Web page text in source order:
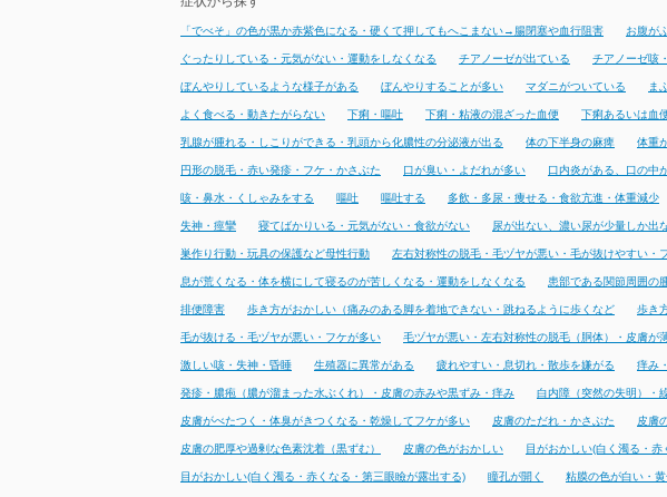
「でべそ」の色が黒か赤紫色になる・硬くて押してもへこまない→腸閉塞や血行阻害 お腹が
ぐったりしている・元気がない・運動をしなくなる チアノーゼが出ている チアノーゼ咳
ぼんやりしているような様子がある ぼんやりすることが多い マダニがついている ま
よく食べる・動きたがらない 下痢・嘔吐 下痢・粘液の混ざった血便 下痢あるいは血
乳腺が腫れる・しこりができる・乳頭から化膿性の分泌液が出る 体の下半身の麻痺 体重
円形の脱毛・赤い発疹・フケ・かさぶた 口が臭い・よだれが多い 口内炎がある、口の中
咳・鼻水・くしゃみをする 嘔吐 嘔吐する 多飲・多尿・痩せる・食欲亢進・体重減少
失神・痙攣 寝てばかりいる・元気がない・食欲がない 尿が出ない、濃い尿が少量しか出
巣作り行動・玩具の保護など母性行動 左右対称性の脱毛・毛ヅヤが悪い・毛が抜けやすい・
息が荒くなる・体を横にして寝るのが苦しくなる・運動をしなくなる 患部である関節周囲の
排便障害 歩き方がおかしい（痛みのある脚を着地できない・跳ねるように歩くなど 歩き
毛が抜ける・毛ヅヤが悪い・フケが多い 毛ヅヤが悪い・左右対称性の脱毛（胴体）・皮膚が
激しい咳・失神・昏睡 生殖器に異常がある 疲れやすい・息切れ・散歩を嫌がる 痒み
発疹・膿疱（膿が溜まった水ぶくれ）・皮膚の赤みや黒ずみ・痒み 白内障（突然の失明）・
皮膚がべたつく・体臭がきつくなる・乾燥してフケが多い 皮膚のただれ・かさぶた 皮膚
皮膚の肥厚や過剰な色素沈着（黒ずむ） 皮膚の色がおかしい 目がおかしい(白く濁る・赤
目がおかしい(白く濁る・赤くなる・第三眼瞼が露出する) 瞳孔が開く 粘膜の色が白い・